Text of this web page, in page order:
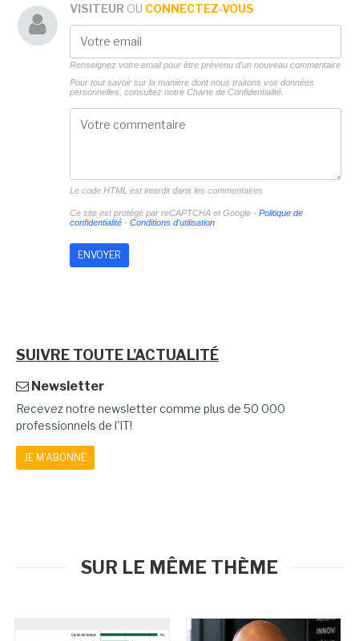
VISITEUR OU CONNECTEZ-VOUS
Renseignez votre email pour être prévenu d'un nouveau commentaire
Pour tout savoir sur la manière dont nous traitons vos données
personnelles, consultez notre Charte de Confidentialité.
Le code HTML est interdit dans les commentaires
Ce site est protégé par reCAPTCHA et Google - Politique de
confidentialité- Conditions d'utilisation
SUIVRE TOUTE L'ACTUALITÉ
Newsletter
Recevez notre newsletter comme plus de 50 000
professionnels de l'IT!
JE M'ABONNE
SUR LE MÊME THÈME